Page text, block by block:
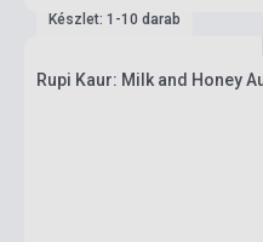
Készlet: 1-10 darab
Rupi Kaur: Milk and Honey